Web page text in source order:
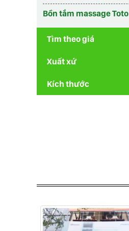
Bồn tắm massage Toto
Tìm theo giá
Xuất xứ
Kích thước